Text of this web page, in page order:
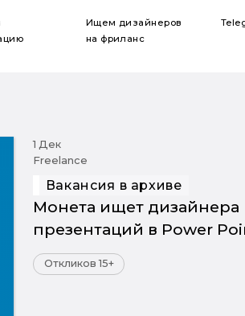
Ищем дизайнеров
на фриланс
1 Дек
Freelance
Вакансия в архиве
Монета ищет дизайнера
презентаций в Power
Откликов 15+